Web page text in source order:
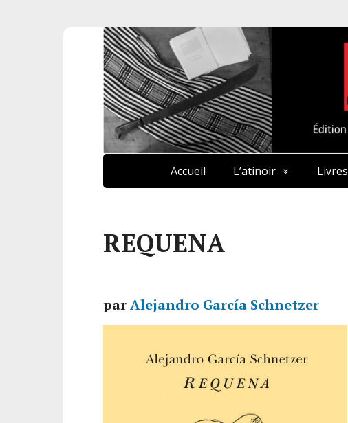
Accueil L’atinoir Livres
REQUENA
parAlejandro García Schnetzer